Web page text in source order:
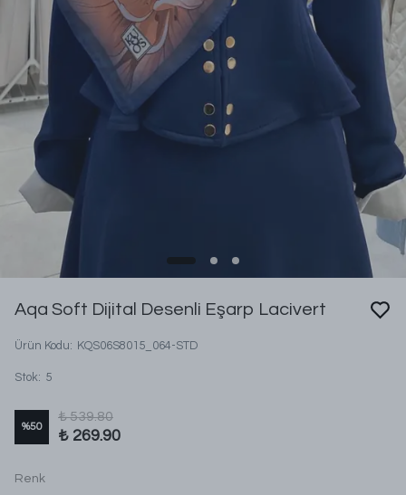
Aqa Soft Dijital Desenli Eşarp Lacivert
Ürün Kodu: KQS06S8015_064-STD
Stok: 5
%50
₺ 539.80
₺ 269.90
Renk